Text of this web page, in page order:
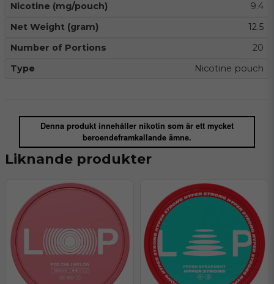
Nicotine (mg/pouch)
9.4
Net Weight (gram)
12.5
Number of Portions
20
Type
Nicotine pouch
Denna produkt innehåller nikotin som är ett mycket
beroendeframkallande ämne.
Liknande produkter